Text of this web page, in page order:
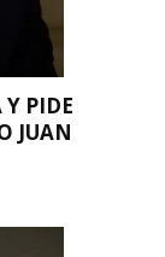
PIDE
JUAN